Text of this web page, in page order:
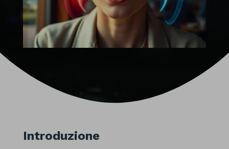
Introduzione